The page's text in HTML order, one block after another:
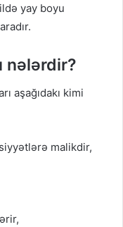
yay boyu
nələrdir?
aşağıdakı kimi
malikdir,